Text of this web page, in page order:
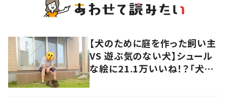
【犬のために庭を作った飼い主
VS 遊ぶ気のない犬】シュール
な絵に21.1万いいね！？「犬の